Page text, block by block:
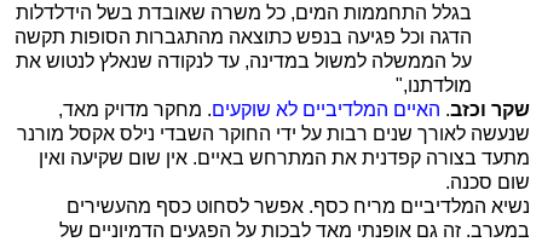
בגלל התחממות המים, כל משרה שאובדת בשל הידלדלות
הדגה וכל פגיעה בנפש כתוצאה מהתגברות הסופות תקשה
על הממשלה למשול במדינה, עד לנקודה שנאלץ לנטוש את
מולדתנו",
שקר וכזב. האיים המלדיביים לא שוקעים. מחקר מדויק מאד,
שנעשה לאורך שנים רבות על ידי החוקר השבדי נילס אקסל מורנר
מתעד בצורה קפדנית את המתרחש באיים. אין שום שקיעה ואין
שום סכנה.
נשיא המלדיביים מריח כסף. אפשר לסחוט כסף מהעשירים
במערב. זה גם אופנתי מאד לבכות על הפגעים הדמיוניים של